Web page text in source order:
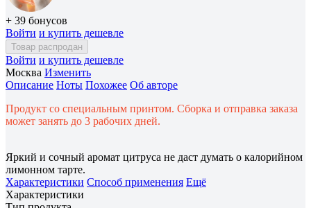
+ 39 бонусов
Войти и купить дешевле
Товар распродан
Войти и купить дешевле
Москва Изменить
Описание Ноты Похожее Об авторе
Продукт со специальным принтом. Сборка и отправка заказа
может занять до 3 рабочих дней.
Яркий и сочный аромат цитруса не даст думать о калорийном
лимонном тарте.
Характеристики Способ применения Ещё
Характеристики